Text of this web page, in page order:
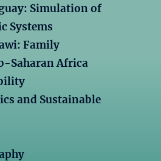
Simulation of
Systems
Family
Saharan Africa
and Sustainable